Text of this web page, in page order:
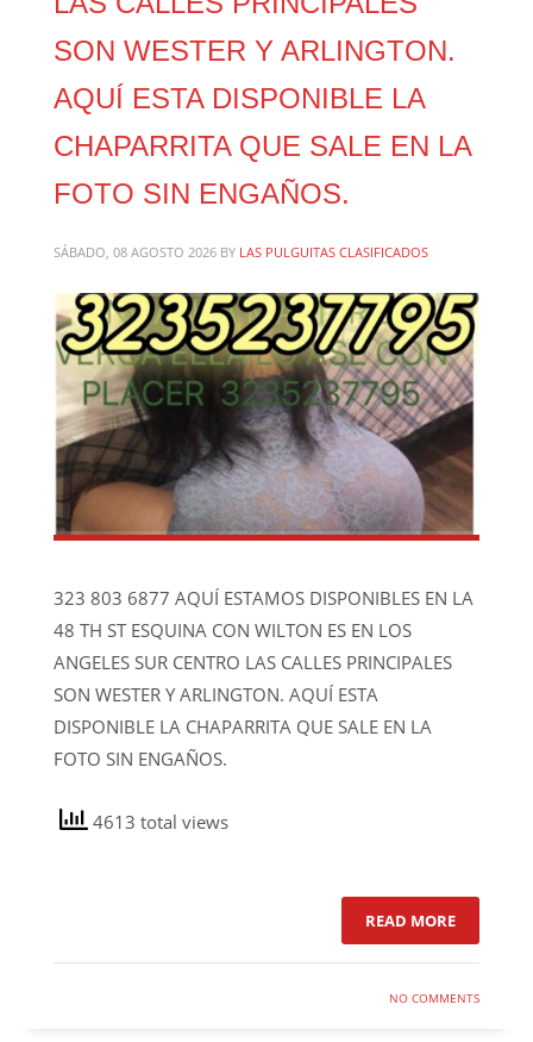
SON WESTER Y ARLINGTON.
AQUÍ ESTA DISPONIBLE LA
CHAPARRITA QUE SALE EN LA
FOTO SIN ENGAÑOS.
SÁBADO, 08 AGOSTO 2026 BY LAS PULGUITAS CLASIFICADOS
323 803 6877 AQUÍ ESTAMOS DISPONIBLES EN LA
48 TH ST ESQUINA CON WILTON ES EN LOS
ANGELES SUR CENTRO LAS CALLES PRINCIPALES
SON WESTER Y ARLINGTON. AQUÍ ESTA
DISPONIBLE LA CHAPARRITA QUE SALE EN LA
FOTO SIN ENGAÑOS.
4613 total views
READ MORE
NO COMMENTS